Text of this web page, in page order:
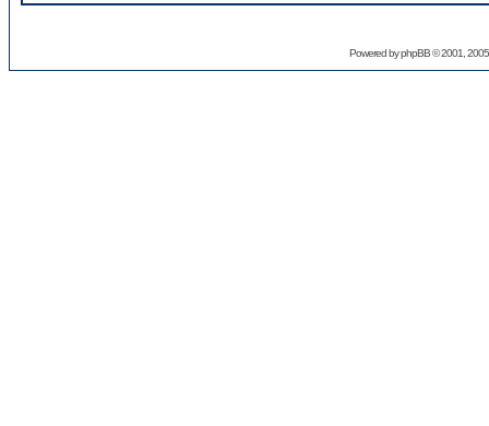
Powered byphpBB© 2001,